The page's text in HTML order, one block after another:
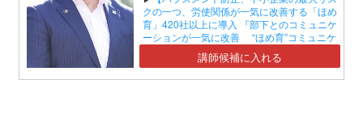
クの一つ、労使関係が一気に改善する「ほめ
育」420社以上に導入 『部下とのコミュニケ
ーションが一気に改善 “ほめ育”コミュニケ
ーションセミナー』】講師候補に入れる